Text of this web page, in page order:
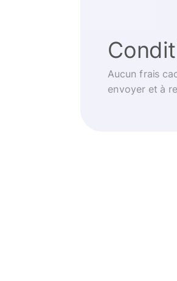
Aucun frais
envoyer et à